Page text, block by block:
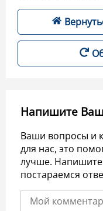
Напишите
Ваши вопросы и
для нас, это
лучше.
постараемся